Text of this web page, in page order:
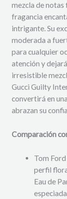
mezcla de notas
fragancia
intrigante. Su
moderada a
para cualquier
atención y
irresistible
Gucci Guilty
convertirá en
abrazan su
Comparación
Tom
perfil
Eau de